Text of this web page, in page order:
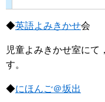
◆英語よみきかせ会
児童よみきかせ室にて
す。
◆にほんご＠坂出